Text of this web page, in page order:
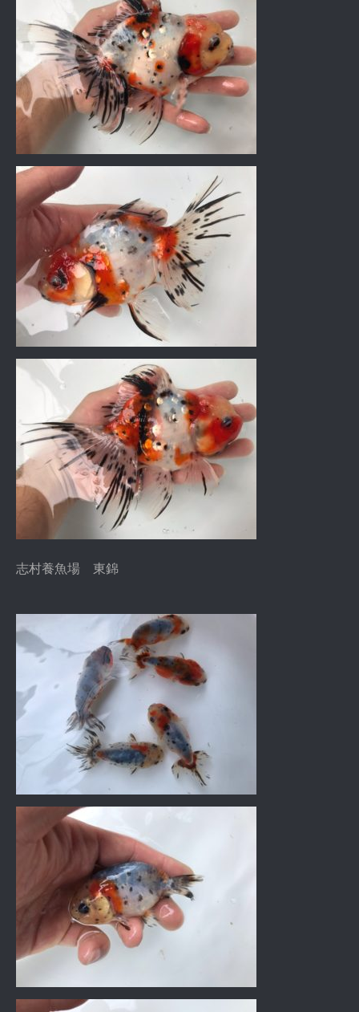
志村養魚場 東錦